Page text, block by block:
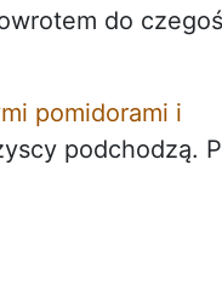
do czegoś
pomidorami i
podchodzą.